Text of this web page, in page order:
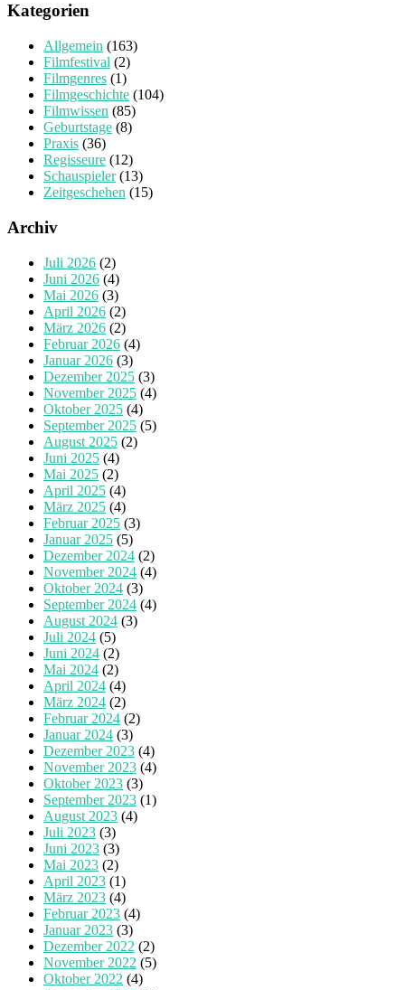
Kategorien
Allgemein (163)
Filmfestival (2)
Filmgenres (1)
Filmgeschichte (104)
Filmwissen (85)
Geburtstage (8)
Praxis (36)
Regisseure (12)
Schauspieler(13)
Zeitgeschehen (15)
Archiv
Juli 2026 (2)
Juni 2026 (4)
Mai 2026 (3)
April 2026 (2)
März 2026 (2)
Februar 2026 (4)
Januar 2026 (3)
Dezember 2025 (3)
November 2025 (4)
Oktober 2025 (4)
September 2025 (5)
August 2025 (2)
Juni 2025 (4)
Mai 2025 (2)
April 2025 (4)
März 2025 (4)
Februar 2025 (3)
Januar 2025 (5)
Dezember 2024 (2)
November 2024 (4)
Oktober 2024 (3)
September 2024 (4)
August 2024 (3)
Juli 2024 (5)
Juni 2024 (2)
Mai 2024 (2)
April 2024 (4)
März 2024 (2)
Februar 2024 (2)
Januar 2024 (3)
Dezember 2023 (4)
November 2023 (4)
Oktober 2023 (3)
September 2023 (1)
August 2023 (4)
Juli 2023 (3)
Juni 2023 (3)
Mai 2023 (2)
April 2023 (1)
März 2023 (4)
Februar 2023 (4)
Januar 2023 (3)
Dezember 2022 (2)
November 2022 (5)
Oktober 2022 (4)